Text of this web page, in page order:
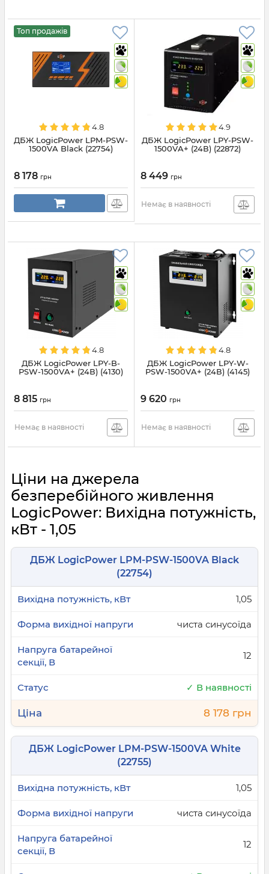
Топ продажів
4.8
ДБЖ LogicPower LPM-PSW-
1500VA Black (22754)
8 178 грн
4.9
ДБЖ LogicPower LPY-PSW-
1500VA+ (24В) (22872)
8 449 грн
Немає в наявності
4.8
ДБЖ LogicPower LPY-B-
PSW-1500VA+ (24В) (4130)
8 815 грн
Немає в наявності
4.8
ДБЖ LogicPower LPY-W-
PSW-1500VA+ (24В) (4145)
9 620 грн
Немає в наявності
Ціни на джерела
безперебійного живлення
LogicPower: Вихідна потужність,
кВт - 1,05
ДБЖ LogicPower LPM-PSW-1500VA Black
(22754)
1,05
чиста синусоїда
12
✓ В наявності
8 178 грн
ДБЖ LogicPower LPM-PSW-1500VA White
(22755)
1,05
чиста синусоїда
12